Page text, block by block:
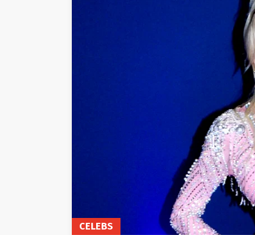
CELEBS